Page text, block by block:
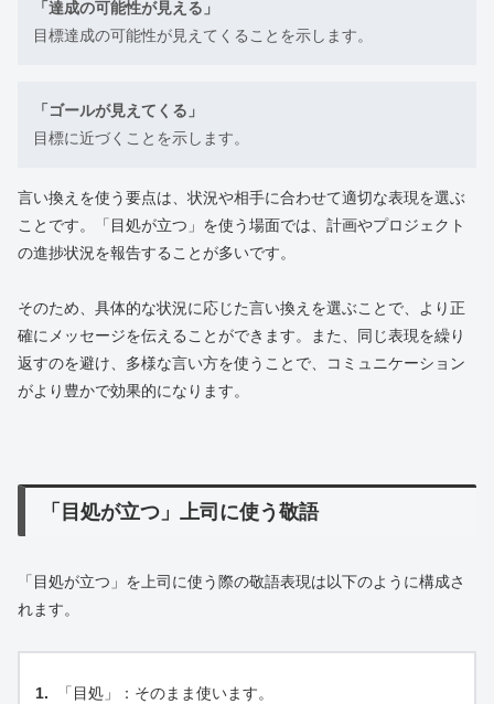
「達成の可能性が見える」
目標達成の可能性が見えてくることを示します。
「ゴールが見えてくる」
目標に近づくことを示します。
言い換えを使う要点は、状況や相手に合わせて適切な表現を選ぶ
ことです。「目処が立つ」を使う場面では、計画やプロジェクト
の進捗状況を報告することが多いです。
そのため、具体的な状況に応じた言い換えを選ぶことで、より正
確にメッセージを伝えることができます。また、同じ表現を繰り
返すのを避け、多様な言い方を使うことで、コミュニケーション
がより豊かで効果的になります。
「目処が立つ」上司に使う敬語
「目処が立つ」を上司に使う際の敬語表現は以下のように構成さ
れます。
「目処」：そのまま使います。